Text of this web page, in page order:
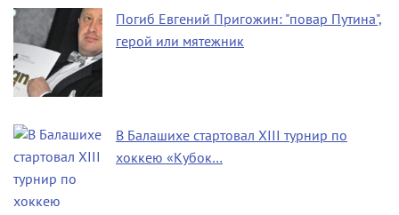
Погиб Евгений Пригожин: "повар Путина",
герой или мятежник
В Балашихе стартовал XIII турнир по
хоккею «Кубок…